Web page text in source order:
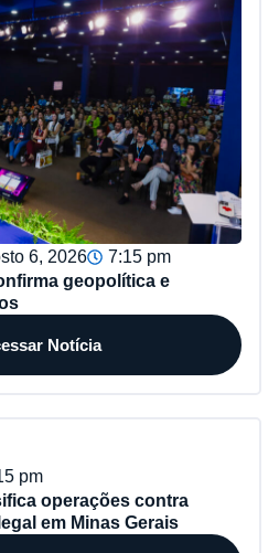
6, 2026
7:15 pm
geopolítica e
Notícia
pm
operações contra
em Minas Gerais